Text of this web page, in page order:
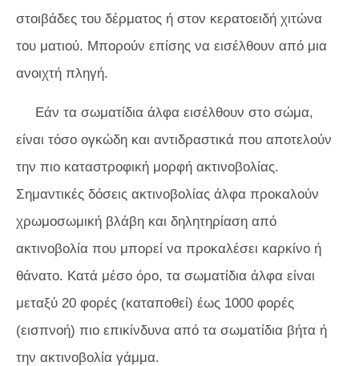
στοιβάδες του δέρματος ή στον κερατοειδή χιτώνα
του ματιού. Μπορούν επίσης να εισέλθουν από μια
ανοιχτή πληγή.
Εάν τα σωματίδια άλφα εισέλθουν στο σώμα,
είναι τόσο ογκώδη και αντιδραστικά που αποτελούν
την πιο καταστροφική μορφή ακτινοβολίας.
Σημαντικές δόσεις ακτινοβολίας άλφα προκαλούν
χρωμοσωμική βλάβη και δηλητηρίαση από
ακτινοβολία που μπορεί να προκαλέσει καρκίνο ή
θάνατο. Κατά μέσο όρο, τα σωματίδια άλφα είναι
μεταξύ 20 φορές (καταποθεί) έως 1000 φορές
(εισπνοή) πιο επικίνδυνα από τα σωματίδια βήτα ή
την ακτινοβολία γάμμα.